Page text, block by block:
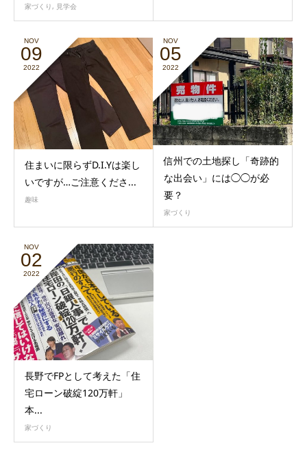
家づくり , 見学会
NOV
09
2022
住まいに限らずD.I.Yは楽し
いですが…ご注意くださ...
趣味
NOV
05
2022
信州での土地探し「奇跡的
な出会い」には◯◯が必
要？
家づくり
NOV
02
2022
長野でFPとして考えた「住
宅ローン破綻120万軒」
本...
家づくり